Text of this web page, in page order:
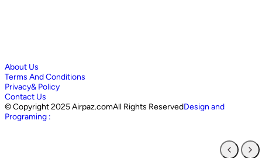
About Us
Terms And Conditions
Privacy& Policy
Contact Us
©Copyright 2025 Airpaz.comAll Rights ReservedDesign and
Programing :